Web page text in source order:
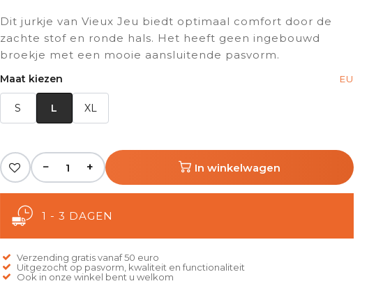
Dit jurkje van Vieux Jeu biedt optimaal comfort door de
zachte stof en ronde hals. Het heeft geen ingebouwd
broekje met een mooie aansluitende pasvorm.
Maat kiezen EU
S L XL
− + In winkelwagen
1 - 3 DAGEN
Verzending gratis vanaf 50 euro
Uitgezocht op pasvorm, kwaliteit en functionaliteit
Ook in onze winkel bent u welkom